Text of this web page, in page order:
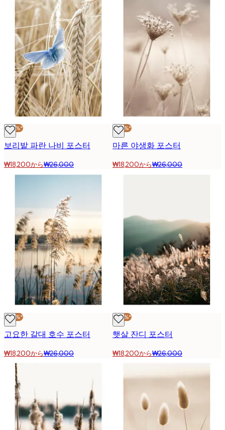
-30%*
보리밭 파란 나비 포스터
₩18,200から₩26,000
-30%*
마른 야생화 포스터
₩18,200から₩26,000
-30%*
고요한 갈대 호수 포스터
₩18,200から₩26,000
-30%*
햇살 잔디 포스터
₩18,200から₩26,000